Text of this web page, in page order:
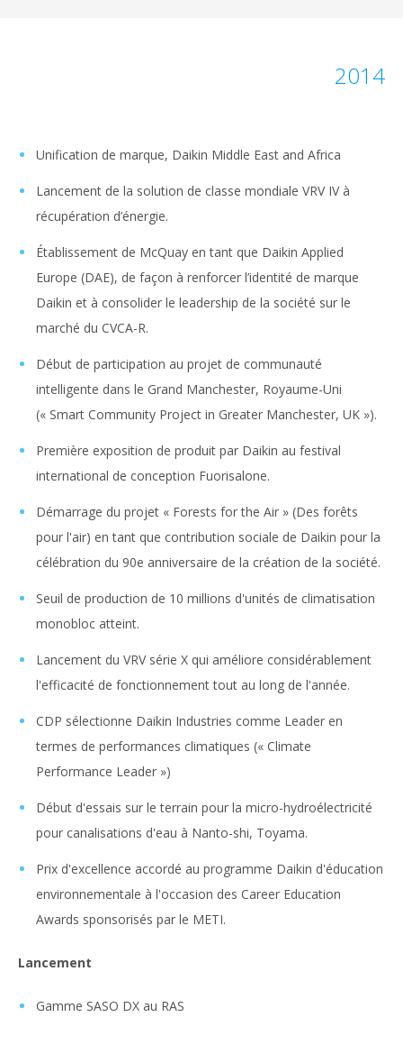
2014
Unification de marque, Daikin Middle East and Africa
Lancement de la solution de classe mondiale VRV IV à
récupération d’énergie.
Établissement de McQuay en tant que Daikin Applied
Europe (DAE), de façon à renforcer l’identité de marque
Daikin et à consolider le leadership de la société sur le
marché du CVCA-R.
Début de participation au projet de communauté
intelligente dans le Grand Manchester, Royaume-Uni
(« Smart Community Project in Greater Manchester, UK »).
Première exposition de produit par Daikin au festival
international de conception Fuorisalone.
Démarrage du projet « Forests for the Air » (Des forêts
pour l'air) en tant que contribution sociale de Daikin pour la
célébration du 90e anniversaire de la création de la société.
Seuil de production de 10 millions d'unités de climatisation
monobloc atteint.
Lancement du VRV série X qui améliore considérablement
l'efficacité de fonctionnement tout au long de l'année.
CDP sélectionne Daikin Industries comme Leader en
termes de performances climatiques (« Climate
Performance Leader »)
Début d'essais sur le terrain pour la micro-hydroélectricité
pour canalisations d'eau à Nanto-shi, Toyama.
Prix d'excellence accordé au programme Daikin d'éducation
environnementale à l'occasion des Career Education
Awards sponsorisés par le METI.
Lancement
Gamme SASO DX au RAS